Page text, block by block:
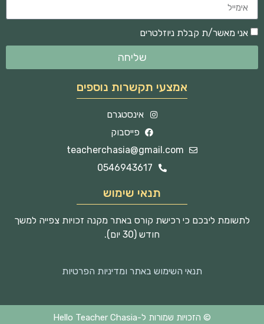
אני מאשר/ת קבלת ניוזלטרים
שליחה
אמצעי תקשרות נוספים
אינסטגרם
פייסבוק
teacherchasia@gmail.com
0546943617
תנאי שימוש
לתשומת ליבכם כי רכישת קורס באתר מקנה זכויות צפייה למשך
חודש (30 יום).
תנאי השימוש באתר ומדיניות הפרטיות
© הזכויות שמורות ל-Hello Teacher Chasia